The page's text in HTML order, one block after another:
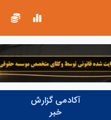
آکادمی گزارش
خبر